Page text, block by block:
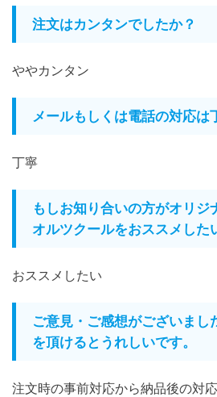
注文はカンタンでしたか？
ややカンタン
メールもしくは電話の対応は
丁寧
もしお知り合いの方がオリジ
オルツクールをおススメした
おススメしたい
ご意見・ご感想がございまし
を頂けるとうれしいです。
注文時の事前対応から納品後の対